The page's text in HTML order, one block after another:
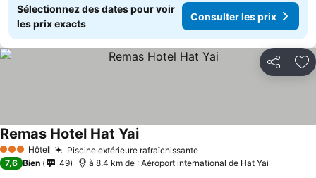
Sélectionnez des dates pour voir
les prix exacts
Consulter les prix
Partager
3 ÉtoilesHôtel Piscine extérieure rafraîchissante
Remas Hotel Hat Yai
7,6 Bien 49 à 8.4 km de : Aéroport international de Hat Yai